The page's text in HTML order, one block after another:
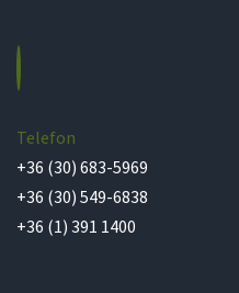
Telefon
+36 (30) 683-5969
+36 (30) 549-6838
+36 (1) 391 1400